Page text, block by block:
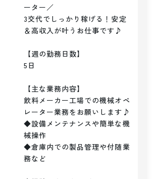
ーター／
3交代でしっかり稼げる！安定
＆高収入が叶うお仕事です♪
【週の勤務日数】
5日
【主な業務内容】
飲料メーカー工場での機械オペ
レーター業務をお願いします♪
◆設備メンテナンスや簡単な機
械操作
◆倉庫内での製品管理や付随業
務など